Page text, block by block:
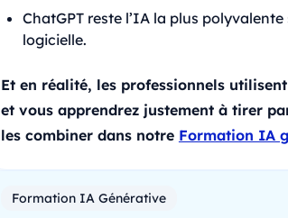
ChatGPT reste l’IA la plus
logicielle.
Et en réalité, les professionnels
et vous apprendrez justement à tirer
les combiner dans notre Formation IA
Formation IA Générative